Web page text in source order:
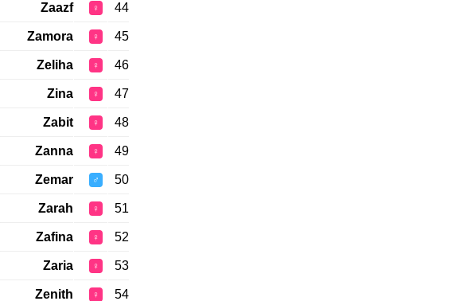
44
♀
Zaazf
45
♀
Zamora
46
♀
Zeliha
47
♀
Zina
48
♀
Zabit
49
♀
Zanna
50
♂
Zemar
51
♀
Zarah
52
♀
Zafina
53
♀
Zaria
54
♀
Zenith